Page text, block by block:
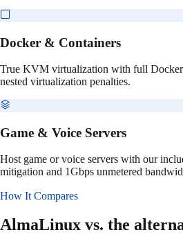
Docker & Containers
True KVM virtualization with full Docker
nested virtualization penalties.
Game & Voice Servers
Host game or voice servers with our
mitigation and 1Gbps unmetered
How It Compares
AlmaLinux vs. the